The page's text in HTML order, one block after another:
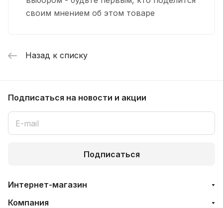
ванн ORTA 150 R с
ALEX BAITLER каркас для
своим мнением об этом товаре
Назад к списку
Подписаться на новости и акции
Подписаться
Интернет-магазин
Компания